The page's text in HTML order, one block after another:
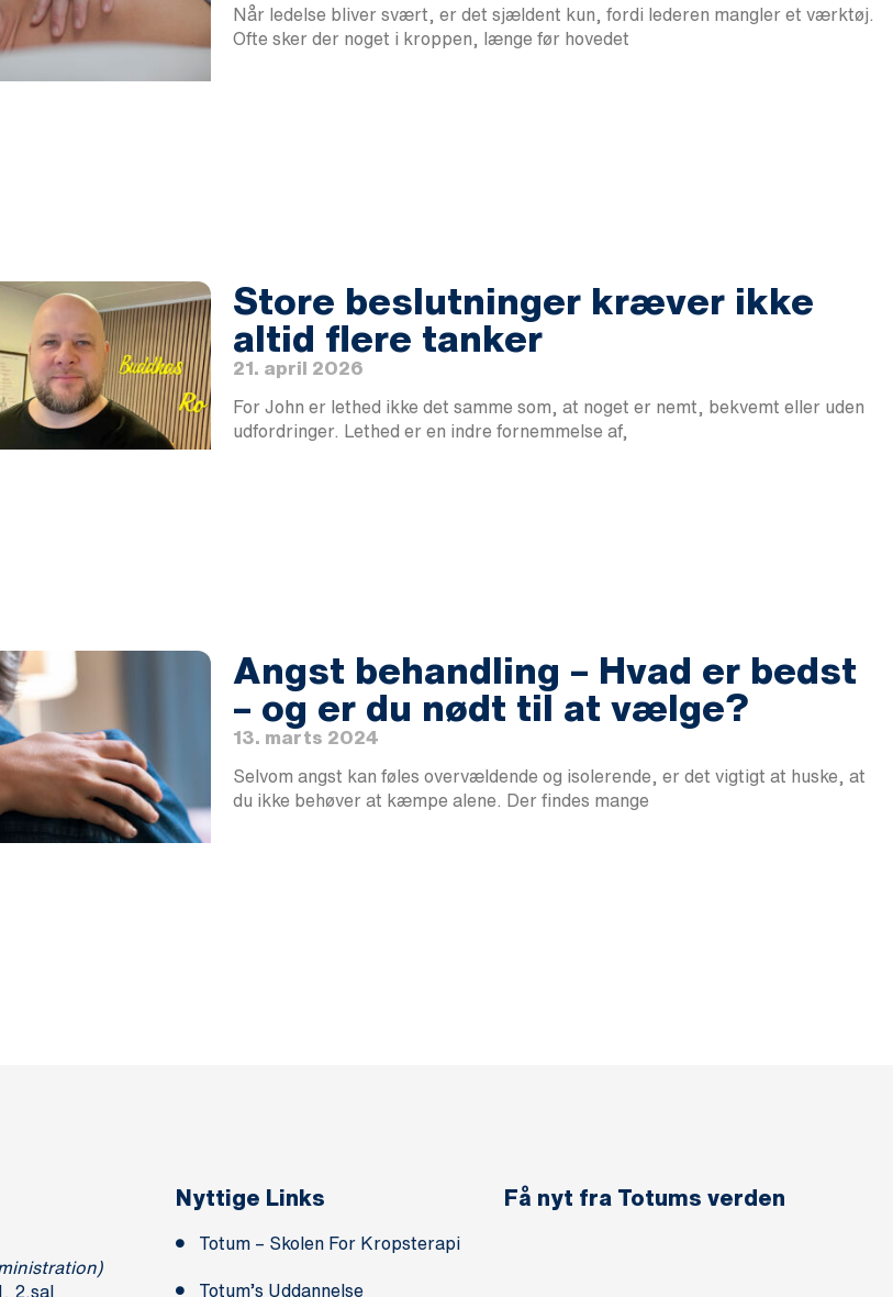
Når ledelse bliver svært, er det sjældent kun, fordi lederen mangler et værktøj.
Ofte sker der noget i kroppen, længe før hovedet
Store beslutninger kræver ikke
altid flere tanker
21. april 2026
For John er lethed ikke det samme som, at noget er nemt, bekvemt eller uden
udfordringer. Lethed er en indre fornemmelse af,
Angst behandling – Hvad er bedst
– og er du nødt til at vælge?
13. marts 2024
Selvom angst kan føles overvældende og isolerende, er det vigtigt at huske, at
du ikke behøver at kæmpe alene. Der findes mange
2.sal
Nyttige Links
Totum – Skolen For Kropsterapi
Totum’s Uddannelse
Få nyt fra Totums verden